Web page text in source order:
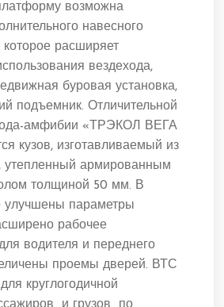
возможна
навесного
которое расширяет
вездехода,
буровая установка,
подъемник. Отличительной
амфибии «ТРЭКОЛ ВЕГА
кузов, изготавливаемый из
армированным
толщиной 50 мм. В
параметры
рабочее
водителя и переднего
проемы дверей. ВТС
круглогодичной